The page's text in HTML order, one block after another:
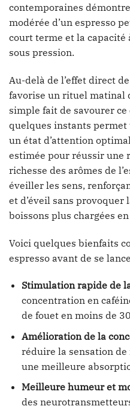
contemporaines
modérée d’un espresso
court terme et la capacité
sous pression.
Au-delà de l’effet direct
favorise un rituel matinal
simple fait de savourer
quelques instants
un état d’attention
estimée pour réussir une
richesse des arômes de
éveiller les sens,
et d’éveil sans provoquer
boissons plus chargées
Voici quelques bienfaits
espresso avant de se
Stimulation rapide de
concentration en
de fouet en moins de
Amélioration de la
réduire la sensation
une meilleure
Meilleure humeur et
des